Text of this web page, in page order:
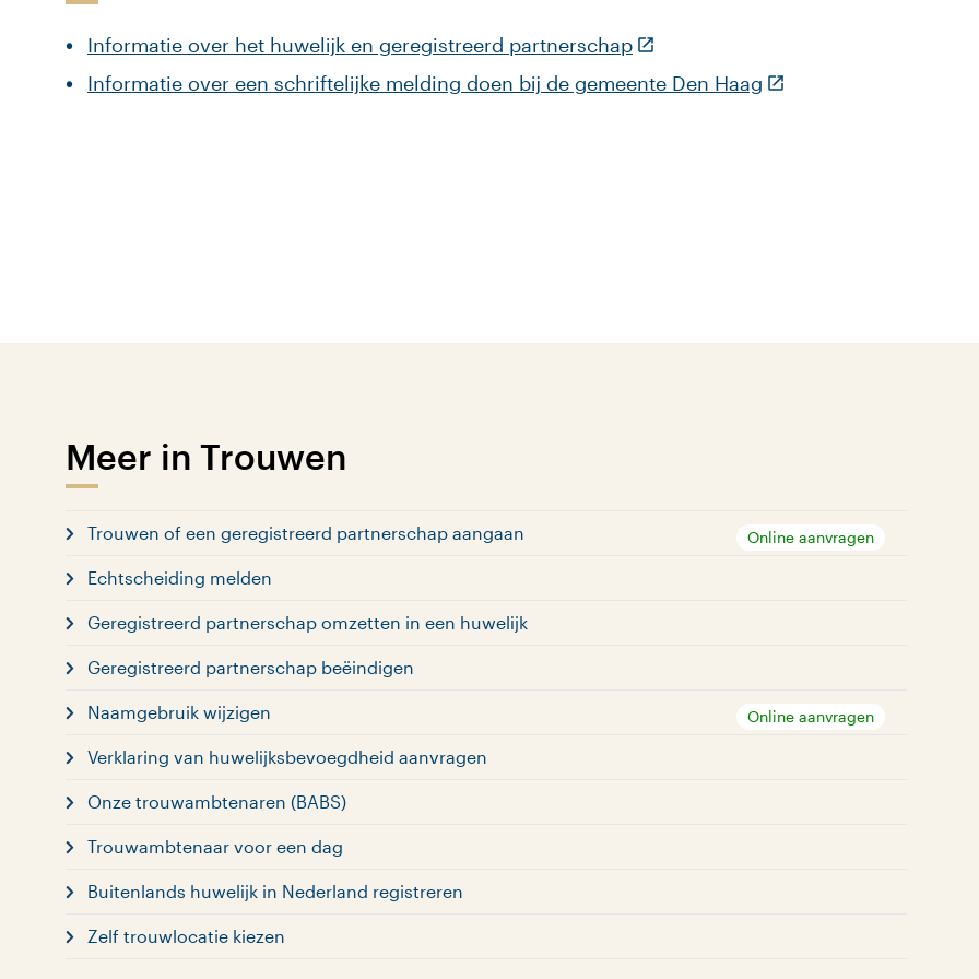
Informatie over het huwelijk en geregistreerd partnerschap(Deze link gaat naar een externe
Informatie over een schriftelijke melding doen bij de gemeente Den Haag (Deze link gaat naar
Meer in Trouwen
Trouwen of een geregistreerd partnerschap aangaan Online aanvragen
Echtscheiding melden
Geregistreerd partnerschap omzetten in een huwelijk
Geregistreerd partnerschap beëindigen
Naamgebruik wijzigen Online aanvragen
Verklaring van huwelijksbevoegdheid aanvragen
Onze trouwambtenaren (BABS)
Trouwambtenaar voor een dag
Buitenlands huwelijk in Nederland registreren
Zelf trouwlocatie kiezen